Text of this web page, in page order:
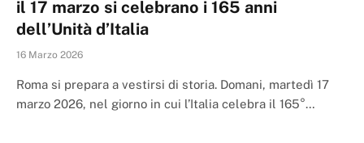
il 17 marzo si celebrano i 165 anni
dell’Unità d’Italia
16 Marzo 2026
Roma si prepara a vestirsi di storia. Domani, martedì 17
marzo 2026, nel giorno in cui l’Italia celebra il 165°…